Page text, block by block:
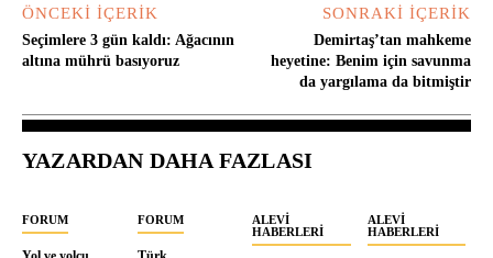
ÖNCEKI İÇERIK
Seçimlere 3 gün kaldı: Ağacının
altına mührü basıyoruz
SONRAKI İÇERIK
Demirtaş’tan mahkeme
heyetine: Benim için savunma
da yargılama da bitmiştir
YAZARDAN DAHA FAZLASI
FORUM FORUM
ALEVI
HABERLERI
ALEVI
HABERLERI